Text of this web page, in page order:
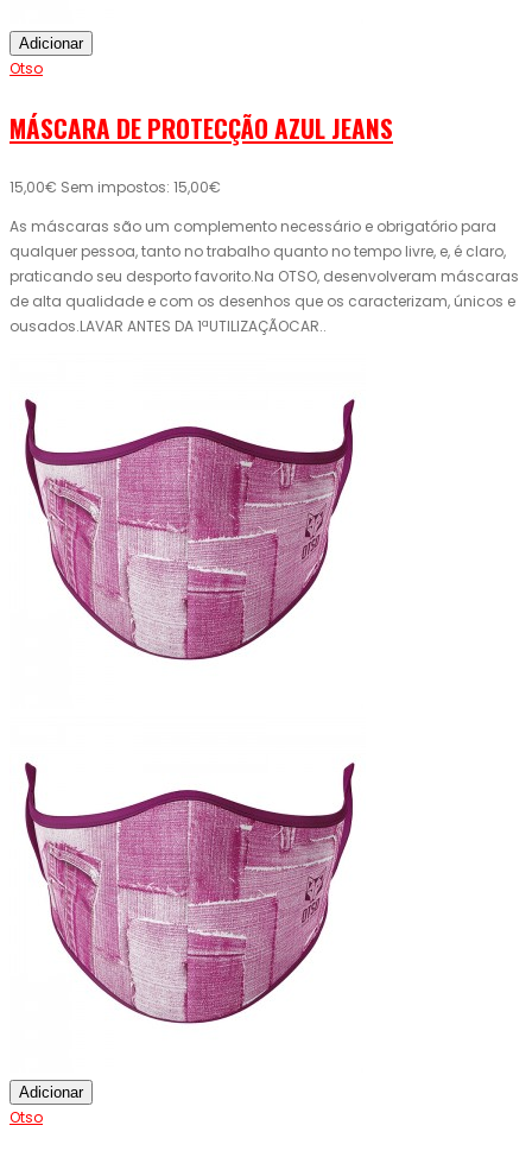
Adicionar
Otso
MÁSCARA DE PROTECÇÃO AZUL JEANS
15,00€ Sem impostos: 15,00€
As máscaras são um complemento necessário e obrigatório para
qualquer pessoa, tanto no trabalho quanto no tempo livre, e, é claro,
praticando seu desporto favorito.Na OTSO, desenvolveram máscaras
de alta qualidade e com os desenhos que os caracterizam, únicos e
ousados.LAVAR ANTES DA 1ªUTILIZAÇÃOCAR..
Adicionar
Otso